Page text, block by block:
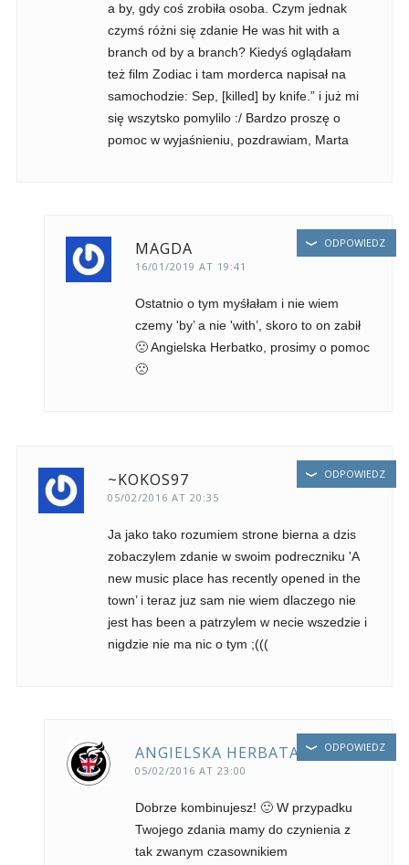
a by, gdy coś zrobiła osoba. Czym jednak
czymś różni się zdanie He was hit with a
branch od by a branch? Kiedyś oglądałam
też film Zodiac i tam morderca napisał na
samochodzie: Sep, [killed] by knife.” i już mi
się wszytsko pomylilo :/ Bardzo proszę o
pomoc w wyjaśnieniu, pozdrawiam, Marta
MAGDA
16/01/2019 AT 19:41
Ostatnio o tym myśłałam i nie wiem
czemy 'by’ a nie 'with’, skoro to on zabił
🙁 Angielska Herbatko, prosimy o pomoc
🙁
ODPOWIEDZ
~KOKOS97
05/02/2016 AT 20:35
Ja jako tako rozumiem strone bierna a dzis
zobaczylem zdanie w swoim podreczniku 'A
new music place has recently opened in the
town’ i teraz juz sam nie wiem dlaczego nie
jest has been a patrzylem w necie wszedzie i
nigdzie nie ma nic o tym ;(((
ODPOWIEDZ
ANGIELSKA HERBATA
05/02/2016 AT 23:00
Dobrze kombinujesz! 🙂 W przypadku
Twojego zdania mamy do czynienia z
tak zwanym czasownikiem
ODPOWIEDZ